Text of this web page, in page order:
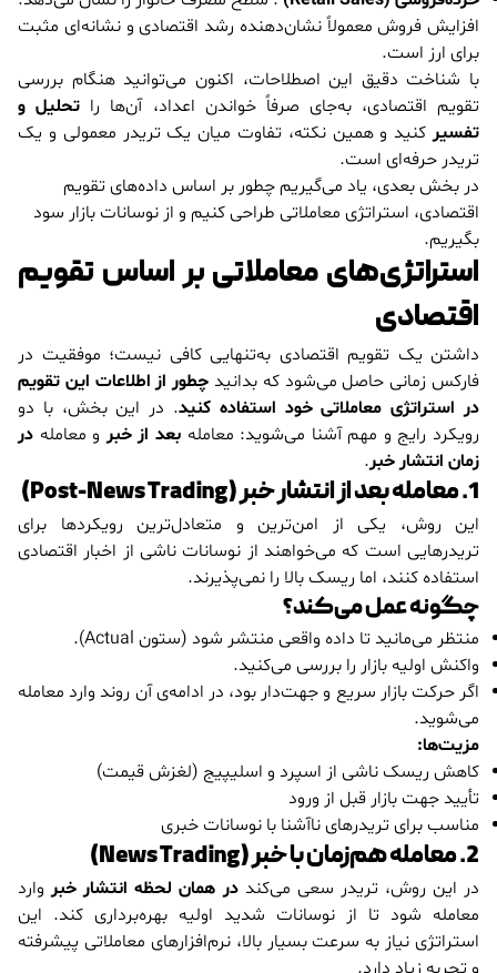
افزایش فروش معمولاً نشان‌دهنده رشد اقتصادی و نشانه‌ای مثبت
برای ارز است.
با شناخت دقیق این اصطلاحات، اکنون می‌توانید هنگام بررسی
تقویم اقتصادی، به‌جای صرفاً خواندن اعداد، آن‌ها را تحلیل و
تفسیرکنید و همین نکته، تفاوت میان یک تریدر معمولی و یک
تریدر حرفه‌ای است.
در بخش بعدی، یاد می‌گیریم چطور بر اساس داده‌های تقویم
اقتصادی، استراتژی معاملاتی طراحی کنیم و از نوسانات بازار سود
بگیریم.
استراتژی‌های معاملاتی بر اساس تقویم
اقتصادی
داشتن یک تقویم اقتصادی به‌تنهایی کافی نیست؛ موفقیت در
فارکس زمانی حاصل می‌شود که بدانید چطور از اطلاعات این تقویم
در استراتژی معاملاتی خود استفاده کنید. در این بخش، با دو
رویکرد رایج و مهم آشنا می‌شوید: معامله بعد از خبرو معامله در
زمان انتشار خبر.
1. معامله بعد از انتشار خبر (Post-News Trading)
این روش، یکی از امن‌ترین و متعادل‌ترین رویکردها برای
تریدرهایی است که می‌خواهند از نوسانات ناشی از اخبار اقتصادی
استفاده کنند، اما ریسک بالا را نمی‌پذیرند.
چگونه عمل می‌کند؟
منتظر می‌مانید تا داده واقعی منتشر شود (ستون Actual).
واکنش اولیه بازار را بررسی می‌کنید.
اگر حرکت بازار سریع و جهت‌دار بود، در ادامه‌ی آن روند وارد معامله
می‌شوید.
مزیت‌ها:
کاهش ریسک ناشی از اسپرد و اسلیپیج (لغزش قیمت)
تأیید جهت بازار قبل از ورود
مناسب برای تریدرهای ناآشنا با نوسانات خبری
2. معامله هم‌زمان با خبر (News Trading)
در این روش، تریدر سعی می‌کند در همان لحظه انتشار خبروارد
معامله شود تا از نوسانات شدید اولیه بهره‌برداری کند. این
استراتژی نیاز به سرعت بسیار بالا، نرم‌افزارهای معاملاتی پیشرفته